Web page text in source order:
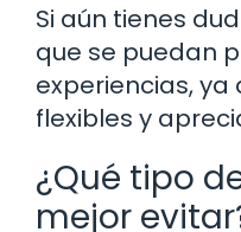
Si aún tienes
que se puedan
experiencias, ya
flexibles y
¿Qué tipo
mejor